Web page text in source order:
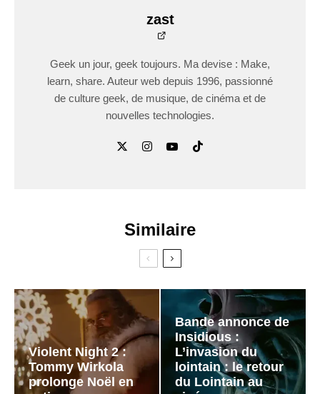
zast
Geek un jour, geek toujours. Ma devise : Make,
learn, share. Auteur web depuis 1996, passionné
de culture geek, de musique, de cinéma et de
nouvelles technologies.
Similaire
Violent Night 2 :
Tommy Wirkola
prolonge Noël en
Bande annonce de
Insidious :
L’invasion du
lointain : le retour
du Lointain au